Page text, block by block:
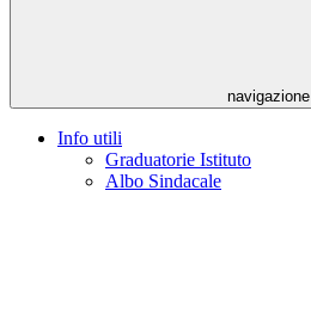
navigazione
Info utili
Graduatorie Istituto
Albo Sindacale